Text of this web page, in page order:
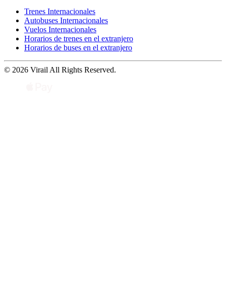
Trenes Internacionales
Autobuses Internacionales
Vuelos Internacionales
Horarios de trenes en el extranjero
Horarios de buses en el extranjero
© 2026 Virail All Rights Reserved.